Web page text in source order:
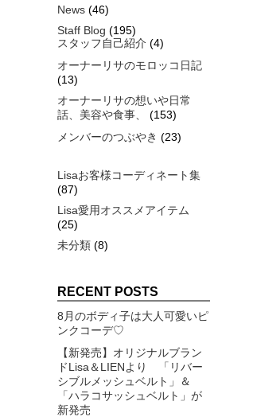
News (46)
Staff Blog (195)
スタッフ自己紹介 (4)
オーナーリサのモロッコ日記
(13)
オーナーリサの想いや日常
話、美容や食事、
(153)
メンバーのつぶやき (23)
Lisaお客様コーディネート集
(87)
Lisa愛用オススメアイテム
(25)
未分類 (8)
RECENT POSTS
8月のボディ子は大人可愛いピ
ンクコーデ♡
【新発売】オリジナルブラン
ドLisa＆LIENより 「リバー
シブルメッシュベルト」＆
「ハラコサッシュベルト」が
新発売